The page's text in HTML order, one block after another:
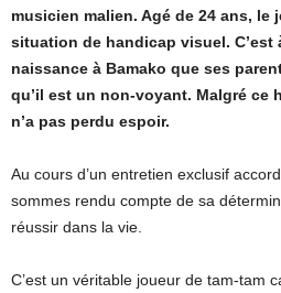
musicien malien. Agé de 24 ans, le
situation de handicap visuel. C’est
naissance à Bamako que ses
qu’il est un non-voyant. Malgré ce
n’a pas perdu espoir.
Au cours d’un entretien exclusif
sommes rendu compte de sa
réussir dans la vie.
C’est un véritable joueur de tam-tam